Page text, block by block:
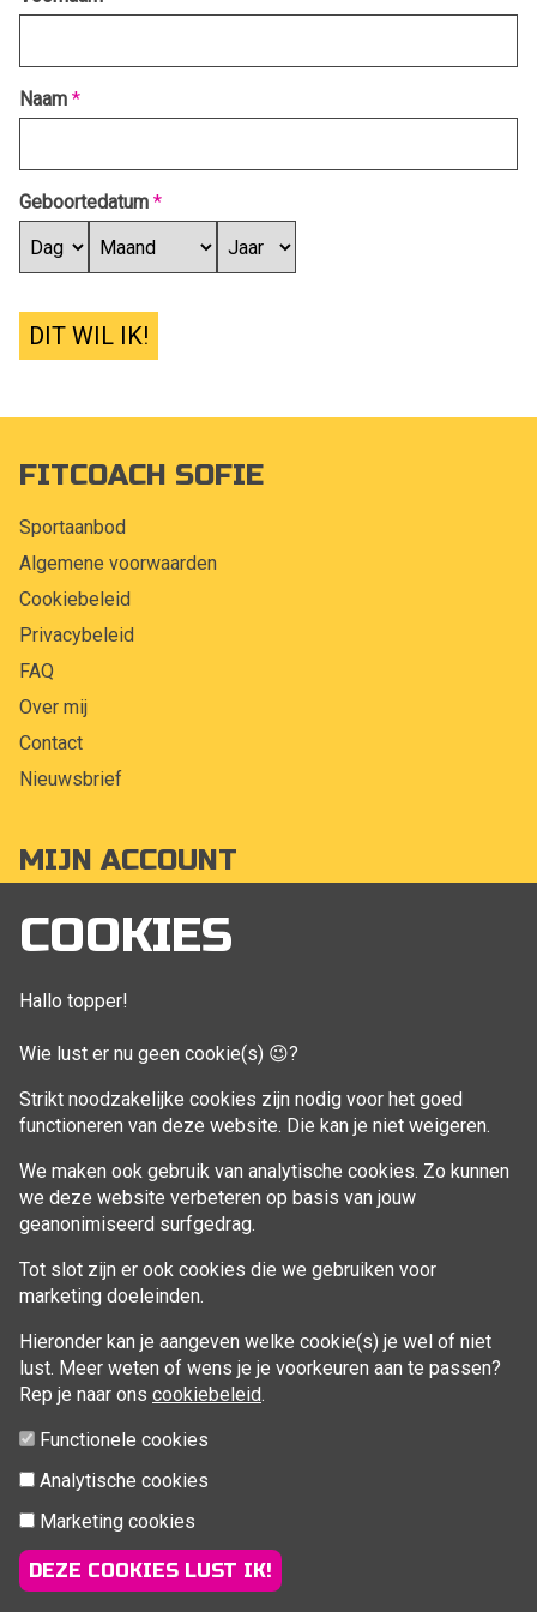
COOKIES
Hallo topper!
Wie lust er nu geen cookie(s) 😉?
Strikt noodzakelijke cookies zijn nodig voor het goed
functioneren van deze website. Die kan je niet weigeren.
We maken ook gebruik van analytische cookies. Zo kunnen
we deze website verbeteren op basis van jouw
geanonimiseerd surfgedrag.
Tot slot zijn er ook cookies die we gebruiken voor
marketing doeleinden.
Hieronder kan je aangeven welke cookie(s) je wel of niet
lust. Meer weten of wens je je voorkeuren aan te passen?
Rep je naar ons cookiebeleid.
Functionele cookies
Analytische cookies
Marketing cookies
DEZE COOKIES LUST IK!
Naam *
Geboortedatum *
DIT WIL IK!
FITCOACH SOFIE
Sportaanbod
Algemene voorwaarden
Cookiebeleid
Privacybeleid
FAQ
Over mij
Contact
Nieuwsbrief
MIJN ACCOUNT
Mijn account
Bestellingen
Aankoop beheren
VOLG MIJ
Facebook
© 2026 Fitcoach Sofie | Sportsessies regio Brugge |
info@fitcoachsofie.be | Powered by
TMedia